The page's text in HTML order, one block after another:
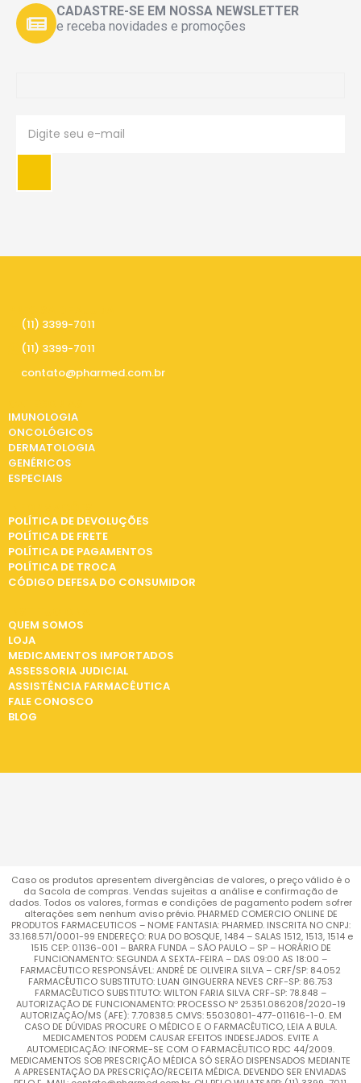
CADASTRE-SE EM NOSSA NEWSLETTER
e receba novidades e promoções
(11) 3399-7011
(11) 3399-7011
contato@pharmed.com.br
IMUNOLOGIA
ONCOLÓGICOS
DERMATOLOGIA
GENÉRICOS
ESPECIAIS
POLÍTICA DE DEVOLUÇÕES
POLÍTICA DE FRETE
POLÍTICA DE PAGAMENTOS
POLÍTICA DE TROCA
CÓDIGO DEFESA DO CONSUMIDOR
QUEM SOMOS
LOJA
MEDICAMENTOS IMPORTADOS
ASSESSORIA JUDICIAL
ASSISTÊNCIA FARMACÊUTICA
FALE CONOSCO
BLOG
Caso os produtos apresentem divergências de valores, o preço válido é o
da Sacola de compras. Vendas sujeitas a análise e confirmação de
dados. Todos os valores, formas e condições de pagamento podem sofrer
alterações sem nenhum aviso prévio. PHARMED COMERCIO ONLINE DE
PRODUTOS FARMACEUTICOS – NOME FANTASIA: PHARMED. INSCRITA NO CNPJ:
33.168.571/0001-99 ENDEREÇO: RUA DO BOSQUE, 1484 – SALAS 1512, 1513, 1514 e
1515 CEP: 01136-001 – BARRA FUNDA – SÃO PAULO – SP – HORÁRIO DE
FUNCIONAMENTO: SEGUNDA A SEXTA-FEIRA – DAS 09:00 AS 18:00 –
FARMACÊUTICO RESPONSÁVEL: ANDRÉ DE OLIVEIRA SILVA – CRF/SP: 84.052
FARMACÊUTICO SUBSTITUTO: LUAN GINGUERRA NEVES CRF-SP: 86.753
FARMACÊUTICO SUBSTITUTO: WILTON FARIA SILVA CRF-SP: 78.848 –
AUTORIZAÇÃO DE FUNCIONAMENTO: PROCESSO Nº 25351.086208/2020-19
AUTORIZAÇÃO/MS (AFE): 7.70838.5 CMVS: 55030801-477-011616-1-0. EM
CASO DE DÚVIDAS PROCURE O MÉDICO E O FARMACÊUTICO, LEIA A BULA.
MEDICAMENTOS PODEM CAUSAR EFEITOS INDESEJADOS. EVITE A
AUTOMEDICAÇÃO: INFORME-SE COM O FARMACÊUTICO RDC 44/2009.
MEDICAMENTOS SOB PRESCRIÇÃO MÉDICA SÓ SERÃO DISPENSADOS MEDIANTE
A APRESENTAÇÃO DA PRESCRIÇÃO/RECEITA MÉDICA. DEVENDO SER ENVIADAS